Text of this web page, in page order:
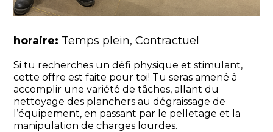
horaire: Temps plein Contractuel
Si tu recherches un défi physique et stimulant,
cette offre est faite pour toi! Tu seras amené à
accomplir une variété de tâches, allant du
nettoyage des planchers au dégraissage de
l’équipement, en passant par le pelletage et la
manipulation de charges lourdes.